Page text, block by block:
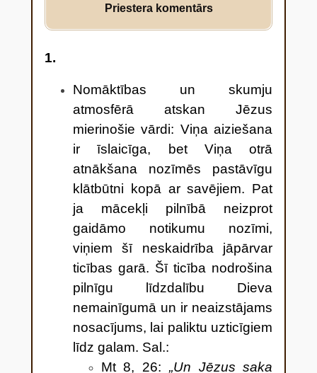
Priestera komentārs
1.
Nomāktības un skumju
atmosfērā atskan Jēzus
mierinošie vārdi: Viņa aiziešana
ir īslaicīga, bet Viņa otrā
atnākšana nozīmēs pastāvīgu
klātbūtni kopā ar savējiem. Pat
ja mācekļi pilnībā neizprot
gaidāmo notikumu nozīmi,
viņiem šī neskaidrība jāpārvar
ticības garā. Šī ticība nodrošina
pilnīgu līdzdalību Dieva
nemainīgumā un ir neaizstājams
nosacījums, lai paliktu uzticīgiem
līdz galam. Sal.:
Mt 8, 26: „Un Jēzus saka